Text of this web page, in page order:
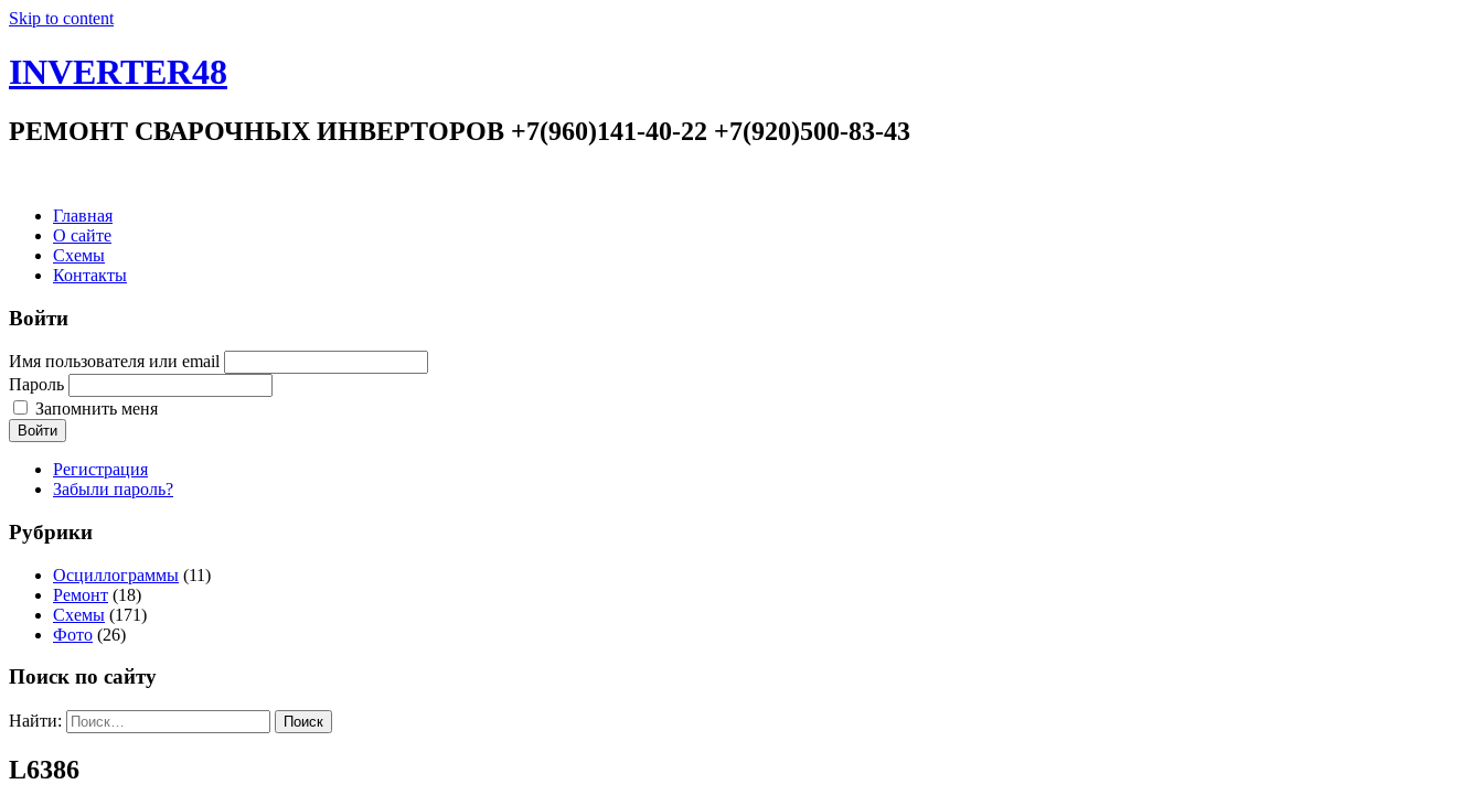
Skip to content
INVERTER48
РЕМОНТ СВАРОЧНЫХ ИНВЕРТОРОВ +7(960)141-40-22 +7(920)500-83-43
Главная
О сайте
Схемы
Контакты
Войти
Имя пользователя или email
Пароль
Запомнить меня
Войти
Регистрация
Забыли пароль?
Рубрики
Осциллограммы (11)
Ремонт (18)
Схемы (171)
Фото (26)
Поиск по сайту
Найти:
L6386